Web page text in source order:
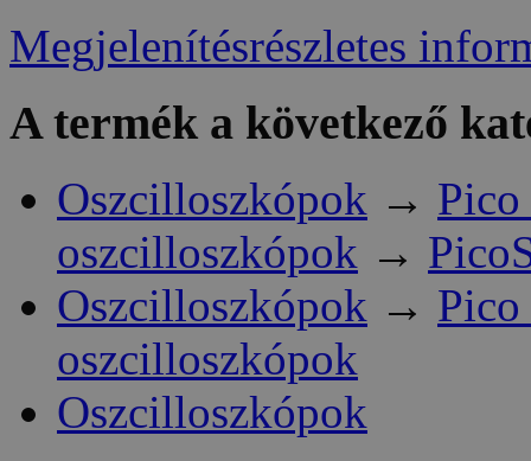
Megjelenítésrészletes
A termék a következő
Oszcilloszkópok →
oszcilloszkópok →
Oszcilloszkópok →
oszcilloszkópok
Oszcilloszkópok